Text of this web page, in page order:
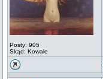
Posty: 905
Skąd: Kowale